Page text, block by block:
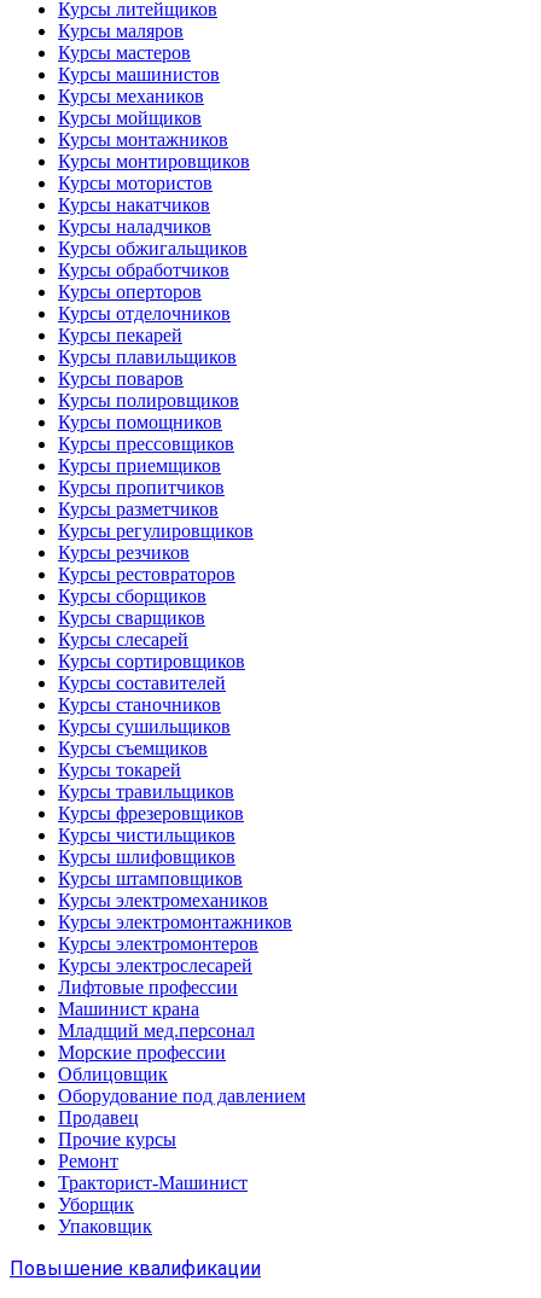
Курсы литейщиков
Курсы маляров
Курсы мастеров
Курсы машинистов
Курсы механиков
Курсы мойщиков
Курсы монтажников
Курсы монтировщиков
Курсы мотористов
Курсы накатчиков
Курсы наладчиков
Курсы обжигальщиков
Курсы обработчиков
Курсы оперторов
Курсы отделочников
Курсы пекарей
Курсы плавильщиков
Курсы поваров
Курсы полировщиков
Курсы помощников
Курсы прессовщиков
Курсы приемщиков
Курсы пропитчиков
Курсы разметчиков
Курсы регулировщиков
Курсы резчиков
Курсы рестовраторов
Курсы сборщиков
Курсы сварщиков
Курсы слесарей
Курсы сортировщиков
Курсы составителей
Курсы станочников
Курсы сушильщиков
Курсы съемщиков
Курсы токарей
Курсы травильщиков
Курсы фрезеровщиков
Курсы чистильщиков
Курсы шлифовщиков
Курсы штамповщиков
Курсы электромехаников
Курсы электромонтажников
Курсы электромонтеров
Курсы электрослесарей
Лифтовые профессии
Машинист крана
Младщий мед.персонал
Морские профессии
Облицовщик
Оборудование под давлением
Продавец
Прочие курсы
Ремонт
Тракторист-Машинист
Уборщик
Упаковщик
Повышение квалификации